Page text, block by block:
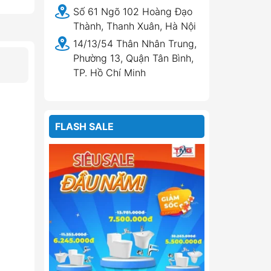
Số 61 Ngõ 102 Hoàng Đạo
Thành, Thanh Xuân, Hà Nội
14/13/54 Thân Nhân Trung,
Phường 13, Quận Tân Bình,
TP. Hồ Chí Minh
FLASH SALE